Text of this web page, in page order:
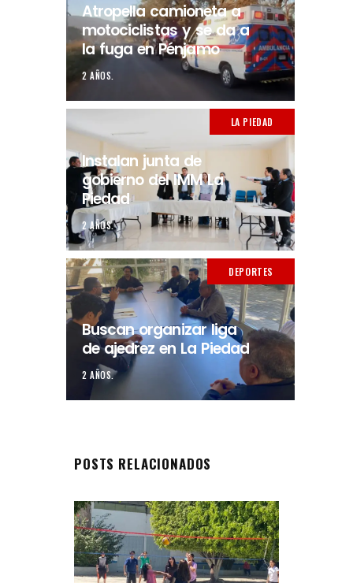
Atropella camioneta a
motociclistas y se da a
la fuga en Pénjamo
2 AÑOS.
LA PIEDAD
Instalan junta de
gobierno del IMM La
Piedad
2 AÑOS.
DEPORTES
Buscan organizar liga
de ajedrez en La Piedad
2 AÑOS.
POSTS RELACIONADOS